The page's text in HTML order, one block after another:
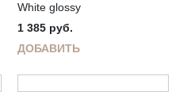
White glossy
1 385 руб.
ДОБАВИТЬ